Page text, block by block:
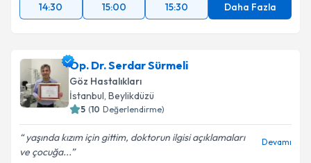
14:30
15:00 15:30 Daha Fazla
Op. Dr. Serdar Sürmeli
Göz Hastalıkları
İstanbul, Beylikdüzü
5 (10 Değerlendirme)
yaşında kızım için gittim, doktorun ilgisi açıklamaları
ve çocuğa...
Devamı